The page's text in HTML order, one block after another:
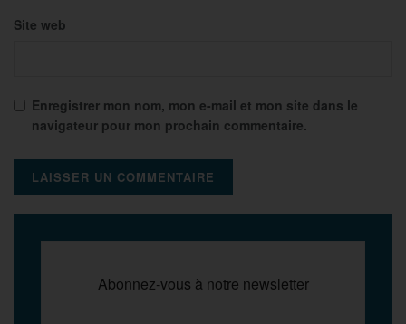
Site web
Enregistrer mon nom, mon e-mail et mon site dans le
navigateur pour mon prochain commentaire.
Abonnez-vous à notre newsletter